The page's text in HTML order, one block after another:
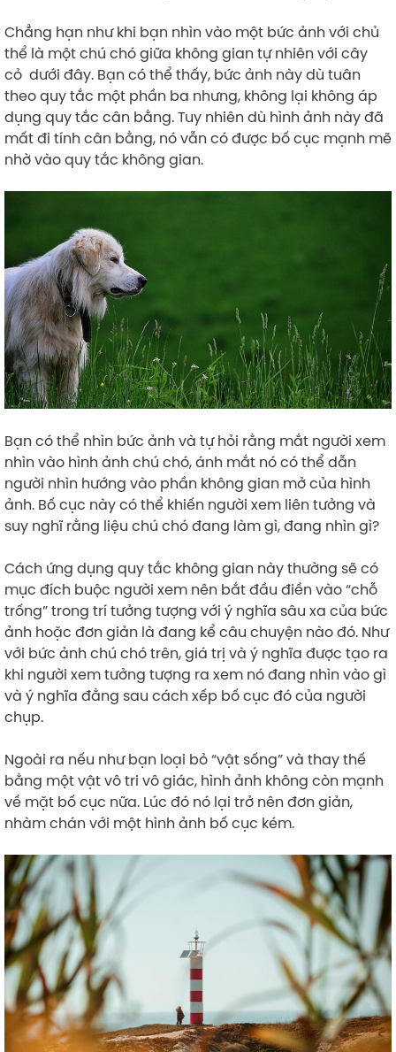
Chẳng hạn như khi bạn nhìn vào một bức ảnh với chủ
thể là một chú chó giữa không gian tự nhiên với cây
cỏ dưới đây. Bạn có thể thấy, bức ảnh này dù tuân
theo quy tắc một phần ba nhưng, không lại không áp
dụng quy tắc cân bằng. Tuy nhiên dù hình ảnh này đã
mất đi tính cân bằng, nó vẫn có được bố cục mạnh mẽ
nhờ vào quy tắc không gian.
Bạn có thể nhìn bức ảnh và tự hỏi rằng mắt người xem
nhìn vào hình ảnh chú chó, ánh mắt nó có thể dẫn
người nhìn hướng vào phần không gian mở của hình
ảnh. Bố cục này có thể khiến người xem liên tưởng và
suy nghĩ rằng liệu chú chó đang làm gì, đang nhìn gì?
Cách ứng dụng quy tắc không gian này thường sẽ có
mục đích buộc người xem nên bắt đầu điền vào “chỗ
trống” trong trí tưởng tượng với ý nghĩa sâu xa của bức
ảnh hoặc đơn giản là đang kể câu chuyện nào đó. Như
với bức ảnh chú chó trên, giá trị và ý nghĩa được tạo ra
khi người xem tưởng tượng ra xem nó đang nhìn vào gì
và ý nghĩa đằng sau cách xếp bố cục đó của người
chụp.
Ngoài ra nếu như bạn loại bỏ “vật sống” và thay thế
bằng một vật vô tri vô giác, hình ảnh không còn mạnh
về mặt bố cục nữa. Lúc đó nó lại trở nên đơn giản,
nhàm chán với một hình ảnh bố cục kém.